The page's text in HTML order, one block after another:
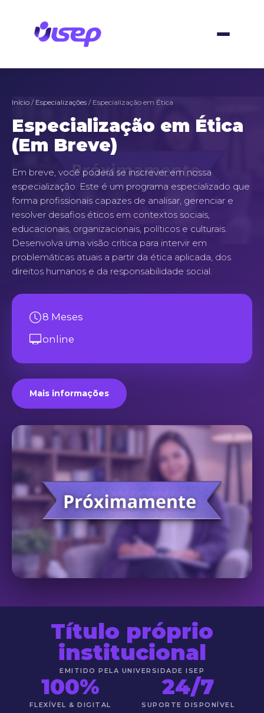
Início / Especializações / Especialização em Ética
Especialização em Ética
(Em Breve)
Em breve, você poderá se inscrever em nossa
especialização. Este é um programa especializado que
forma profissionais capazes de analisar, gerenciar e
resolver desafios éticos em contextos sociais,
educacionais, organizacionais, políticos e culturais.
Desenvolva uma visão crítica para intervir em
problemáticas atuais a partir da ética aplicada, dos
direitos humanos e da responsabilidade social.
8 Meses
online
Mais informações
Título próprio
institucional
EMITIDO PELA UNIVERSIDADE ISEP
100%
FLEXÍVEL & DIGITAL
24/7
SUPORTE DISPONÍVEL